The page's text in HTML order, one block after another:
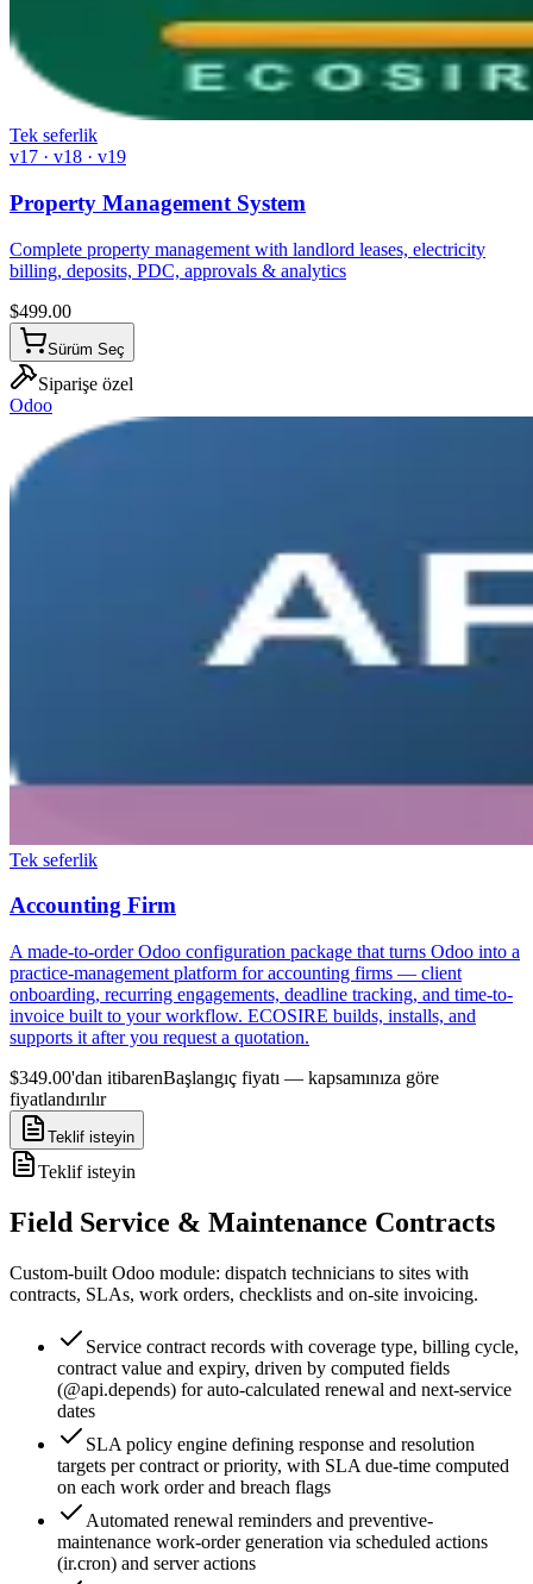
Tek seferlik
v17 · v18 · v19
Property Management System
Complete property management with landlord leases, electricity
billing, deposits, PDC, approvals & analytics
$499.00
Sürüm Seç
Siparişe özel
Odoo
Tek seferlik
Accounting Firm
A made-to-order Odoo configuration package that turns Odoo into a
practice-management platform for accounting firms — client
onboarding, recurring engagements, deadline tracking, and time-to-
invoice built to your workflow. ECOSIRE builds, installs, and
supports it after you request a quotation.
$349.00'dan itibarenBaşlangıç fiyatı — kapsamınıza göre
fiyatlandırılır
Teklif isteyin
Teklif isteyin
Field Service & Maintenance Contracts
Custom-built Odoo module: dispatch technicians to sites with
contracts, SLAs, work orders, checklists and on-site invoicing.
Service contract records with coverage type, billing cycle,
contract value and expiry, driven by computed fields
(@api.depends) for auto-calculated renewal and next-service
dates
SLA policy engine defining response and resolution
targets per contract or priority, with SLA due-time computed
on each work order and breach flags
Automated renewal reminders and preventive-
maintenance work-order generation via scheduled actions
(ir.cron) and server actions